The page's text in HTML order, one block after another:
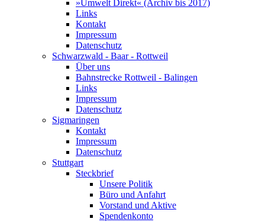
»Umwelt Direkt« (Archiv bis 2017)
Links
Kontakt
Impressum
Datenschutz
Schwarzwald - Baar - Rottweil
Über uns
Bahnstrecke Rottweil - Balingen
Links
Impressum
Datenschutz
Sigmaringen
Kontakt
Impressum
Datenschutz
Stuttgart
Steckbrief
Unsere Politik
Büro und Anfahrt
Vorstand und Aktive
Spendenkonto